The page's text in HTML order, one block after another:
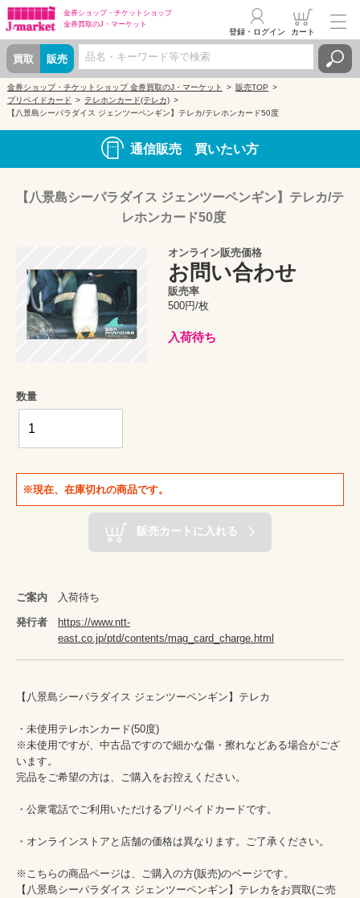
金券ショップ・ チケットショップ
金券買取のJ・マーケット
買取 販売
登録・ログイン カート
金券ショップ・チケットショップ 金券買取のJ・マーケット
販売TOP
プリペイドカード
テレホンカード(テレカ)
【八景島シーパラダイス ジェンツーペンギン】テレカ/テレホンカード50度
通信販売 買いたい方
【八景島シーパラダイス ジェンツーペンギン】テレカ/テ
レホンカード50度
オンライン販売価格
お問い合わせ
販売率
500円/枚
入荷待ち
数量
※現在、在庫切れの商品です。
販売カートに入れる
ご案内 入荷待ち
発行者
https://www.ntt-
east.co.jp/ptd/contents/mag_card_charge.html
【八景島シーパラダイス ジェンツーペンギン】テレカ
・未使用テレホンカード(50度)
※未使用ですが、中古品ですので細かな傷・擦れなどある場合がござ
います。
完品をご希望の方は、ご購入をお控えください。
・公衆電話でご利用いただけるプリペイドカードです。
・オンラインストアと店舗の価格は異なります。ご了承ください。
※こちらの商品ページは、ご購入の方(販売)のページです。
【八景島シーパラダイス ジェンツーペンギン】テレカをお買取(ご売